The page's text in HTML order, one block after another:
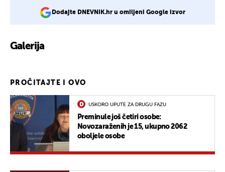
Dodajte DNEVNIK.hr u omiljeni Google izvor
Galerija
PROČITAJTE I OVO
USKORO UPUTE ZA DRUGU FAZU
Preminule još četiri osobe:
Novozaraženih je 15, ukupno 2062
oboljele osobe